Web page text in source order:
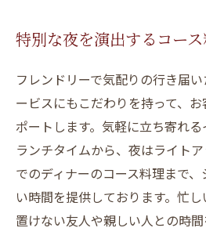
特別な夜を演出するコー
フレンドリーで気配りの行き届
ービスにもこだわりを持って、
ポートします。気軽に立ち寄れ
ランチタイムから、夜はライト
でのディナーのコース料理まで
い時間を提供しております。忙
置けない友人や親しい人との時